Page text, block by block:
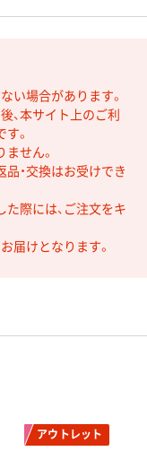
い場合があります。
、本サイト上のご利
。
せん。
品・交換はお受けでき
際には、ご注文をキ
届けとなります。
アウトレット